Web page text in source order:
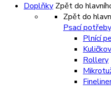
Doplňky Zpět do
Zpět do
Psací potřeby
Plnící
Rollery